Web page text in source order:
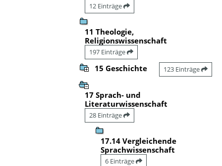
12 Einträge
11 Theologie,
Religionswissenschaft
197 Einträge
15 Geschichte 123 Einträge
17 Sprach- und
Literaturwissenschaft
28 Einträge
17.14 Vergleichende
Sprachwissenschaft
6 Einträge